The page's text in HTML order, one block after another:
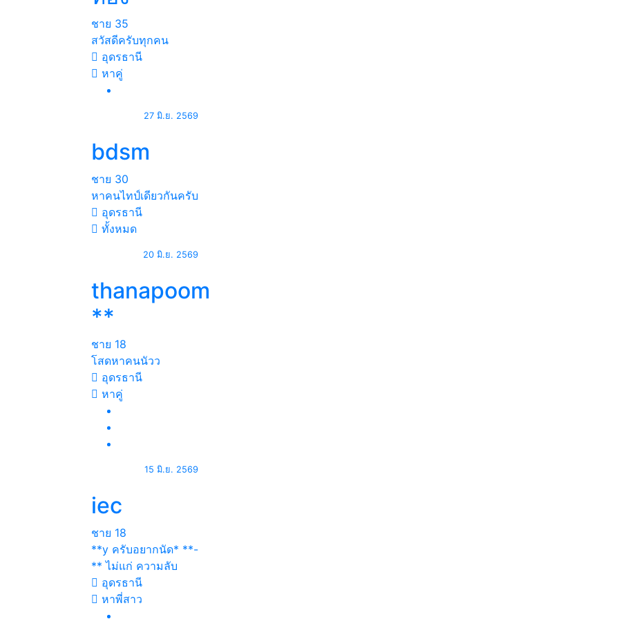
ชาย 35
สวัสดีครับทุกคน
อุดรธานี
หาคู่
27 มิ.ย. 2569
bdsm
ชาย 30
หาคนไทป์เดียวกันครับ
อุดรธานี
ทั้งหมด
20 มิ.ย. 2569
thanapoom
**
ชาย 18
โสดหาคนนัวว
อุดรธานี
หาคู่
15 มิ.ย. 2569
iec
ชาย 18
**y ครับอยากนัด* **-
** ไม่แก่ ความลับ
อุดรธานี
หาพี่สาว